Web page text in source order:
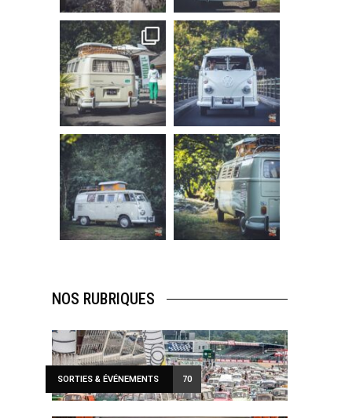
becombi
Sep 10
220
4
becombi
Août 10
177
becombi
Août 10
120
0
becombi
Août 10
108
0
NOS RUBRIQUES
SORTIES & ÉVÉNEMENTS 70